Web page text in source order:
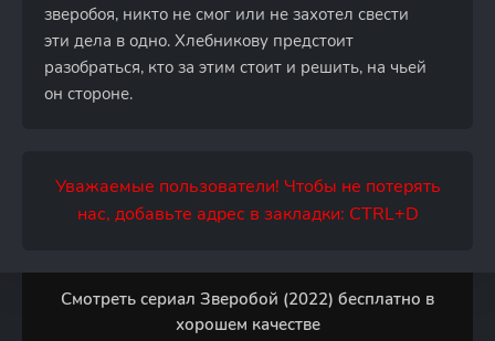
зверобоя, никто не смог или не захотел свести
эти дела в одно. Хлебникову предстоит
разобраться, кто за этим стоит и решить, на чьей
он стороне.
Уважаемые пользователи! Чтобы не потерять
нас, добавьте адрес в закладки: CTRL+D
Смотреть сериал Зверобой (2022) бесплатно в
хорошем качестве